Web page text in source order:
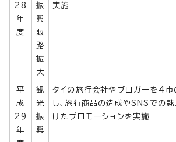
28
年
度
振
興
販
路
拡
大
実施
平
成
29
年
観
光
振
興
タイの旅行会社やブロガーを4市
し、旅行商品の造成やSNSでの
けたプロモーションを実施